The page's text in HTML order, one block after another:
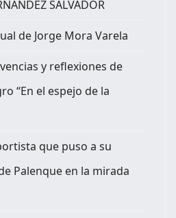
SALVADOR
de Jorge Mora Varela
y reflexiones de
“En el espejo de la
que puso a su
Palenque en la mirada